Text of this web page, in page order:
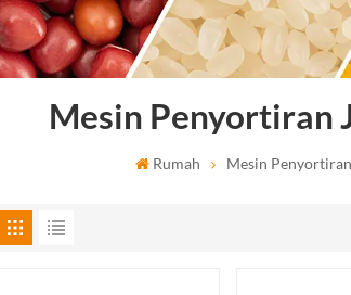
Mesin Penyortiran
Rumah Mesin